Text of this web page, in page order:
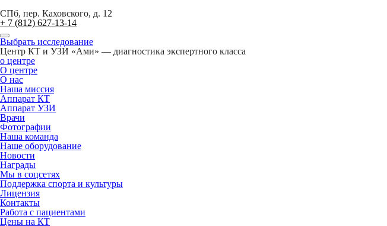
СПб, пер. Каховского, д. 12
+ 7 (812) 627-13-14
Выбрать исследование
Центр КТ и УЗИ «Ами» — диагностика экспертного класса
о центре
О центре
О нас
Наша миссия
Аппарат КТ
Аппарат УЗИ
Врачи
Фотографии
Наша команда
Наше оборудование
Новости
Награды
Мы в соцсетях
Поддержка спорта и культуры
Лицензия
Контакты
Работа с пациентами
Цены на КТ